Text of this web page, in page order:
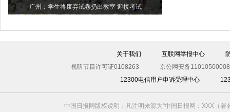
广州：学生将废弃试卷扔出教室 迎接考试
关于我们 互联网举报中心
视听节目许可证0108263
京公网安备
12300电信用户申诉受理中心
中国日报网版权说明：凡注明来源为“中国日报网：XXX（